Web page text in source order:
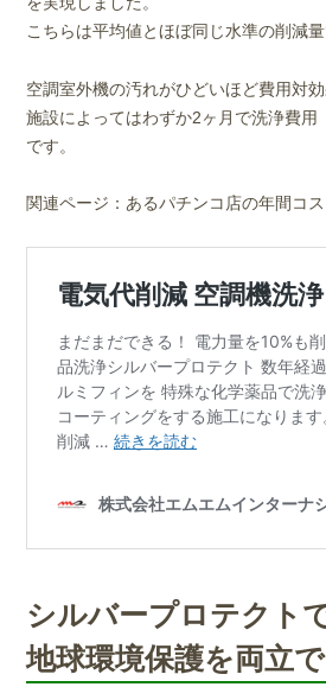
こちらは平均値とほぼ同じ水準の削減量
空調室外機の汚れがひどいほど費用対
施設によってはわずか2ヶ月で洗浄費用
です。
関連ページ：あるパチンコ店の年間コ
シルバープロテクト
地球環境保護を両立